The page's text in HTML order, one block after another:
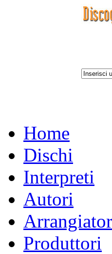
Home
Dischi
Interpreti
Autori
Produttori